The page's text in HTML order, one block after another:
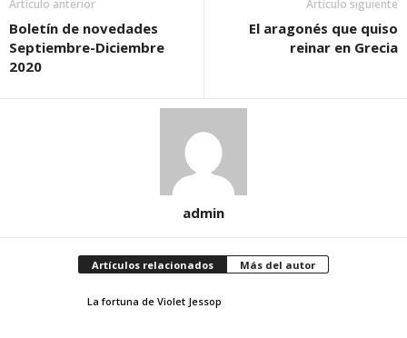
Artículo anterior
Boletín de novedades
Septiembre-Diciembre
2020
Artículo siguiente
El aragonés que quiso
reinar en Grecia
admin
Artículos relacionados Más del autor
La fortuna de Violet Jessop